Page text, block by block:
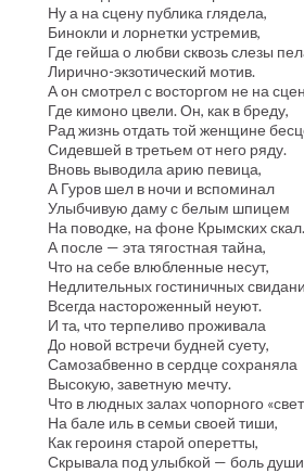
Ну а на сцену публика глядела,
Бинокли и лорнетки устремив,
Где гейша о любви сквозь слезы
Лирично-экзотический мотив.
А он смотрел с восторгом не на
Где кимоно цвели. Он, как в бреду,
Рад жизнь отдать той женщине
Сидевшей в третьем от него ряду.
Вновь выводила арию певица,
А Гуров шел в ночи и вспоминал
Улыбчивую даму с белым шпицем
На поводке, на фоне Крымских скал.
А после — эта тягостная тайна,
Что на себе влюбленные несут,
Недлительных гостиничных
Всегда настороженный неуют.
И та, что терпеливо проживала
До новой встречи будней суету,
Самозабвенно в сердце сохраняла
Высокую, заветную мечту.
Что в людных залах чопорного
На бале иль в семьи своей тиши,
Как героиня старой оперетты,
Скрывала под улыбкой — боль